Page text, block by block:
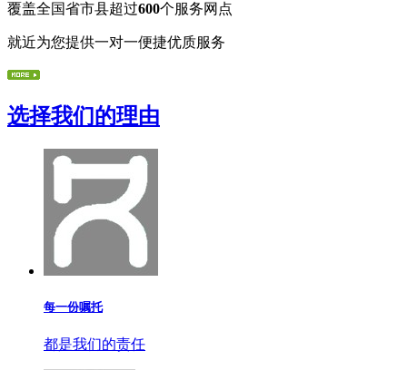
覆盖全国省市县超过600个服务网点
就近为您提供一对一便捷优质服务
选择我们的理由
每一份嘱托
都是我们的责任